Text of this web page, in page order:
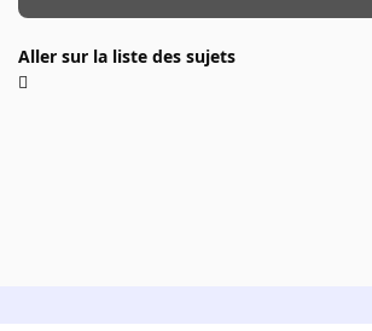
Aller sur la liste des sujets